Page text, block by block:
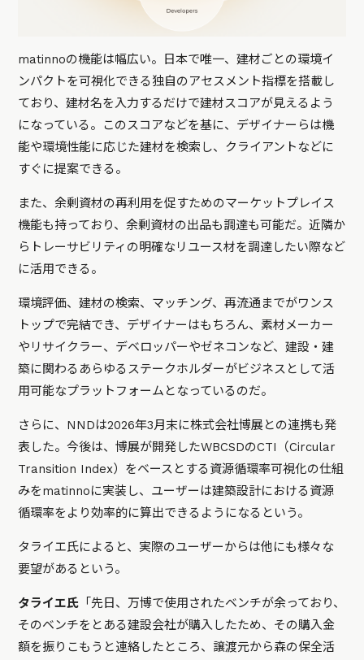
matinnoの機能は幅広い。日本で唯一、建材ごとの環境イ
ンパクトを可視化できる独自のアセスメント指標を搭載し
ており、建材名を入力するだけで建材スコアが見えるよう
になっている。このスコアなどを基に、デザイナーらは機
能や環境性能に応じた建材を検索し、クライアントなどに
すぐに提案できる。
また、余剰資材の再利用を促すためのマーケットプレイス
機能も持っており、余剰資材の出品も調達も可能だ。近隣か
らトレーサビリティの明確なリユース材を調達したい際など
に活用できる。
環境評価、建材の検索、マッチング、再流通までがワンス
トップで完結でき、デザイナーはもちろん、素材メーカー
やリサイクラー、デベロッパーやゼネコンなど、建設・建
築に関わるあらゆるステークホルダーがビジネスとして活
用可能なプラットフォームとなっているのだ。
さらに、NNDは2026年3月末に株式会社博展との連携も発
表した。今後は、博展が開発したWBCSDのCTI（Circular
Transition Index）をベースとする資源循環率可視化の仕組
みをmatinnoに実装し、ユーザーは建築設計における資源
循環率をより効率的に算出できるようになるという。
タライエ氏によると、実際のユーザーからは他にも様々な
要望があるという。
タライエ氏 「先日、万博で使用されたベンチが余っており、
そのベンチをとある建設会社が購入したため、その購入金
額を振りこもうと連絡したところ、譲渡元から森の保全活